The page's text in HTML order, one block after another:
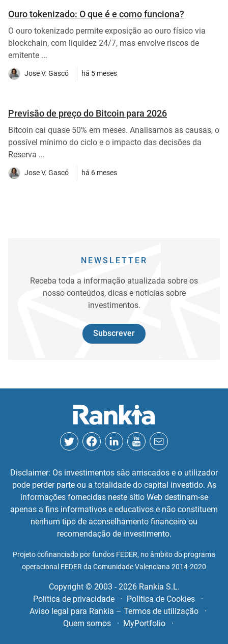
Ouro tokenizado: O que é e como funciona?
O ouro tokenizado permite exposição ao ouro físico via
blockchain, com liquidez 24/7, mas envolve riscos de
emitente ...
Jose V. Gascó há 5 meses
Previsão de preço do Bitcoin para 2026
Bitcoin cai quase 50% em meses. Analisamos as causas, o
possível mínimo do ciclo e o impacto das decisões da
Reserva ...
Jose V. Gascó há 6 meses
NEWSLETTER
Receba toda a informação atualizada sobre os
nosso conteúdos, dicas e notícias sobre
investimentos.
Subscrever
Disclaimer: Os investimentos são arriscados e o utilizador
pode perder parte ou a totalidade do capital investido. As
informações fornecidas neste sítio Web destinam-se
apenas a fins informativos e educativos e não constituem
nenhum tipo de aconselhamento financeiro ou
recomendação de investimento.
Projeto cofinanciado por fundos FEDER, no âmbito do programa
operacional FEDER da Comunidade Valenciana 2014-2020
Copyright © 2003 - 2026 Rankia S.L.
Política de privacidade
Política de Cookies
Aviso legal para Rankia – Termos de utilização
Quem somos
MyPortfolio